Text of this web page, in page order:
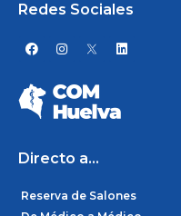
Redes Sociales
F
a
e
b
o
o
I
n
a
g
r
L
i
i
Directo a...
Reserva de Salones